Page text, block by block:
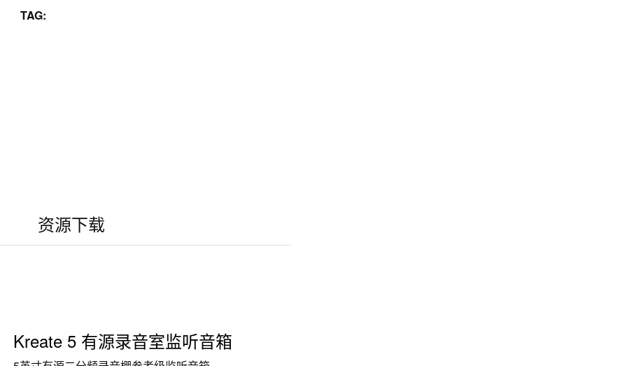
TAG:
资源下载
Kreate 5 有源录音室监听音箱